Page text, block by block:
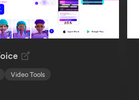
Video Tools